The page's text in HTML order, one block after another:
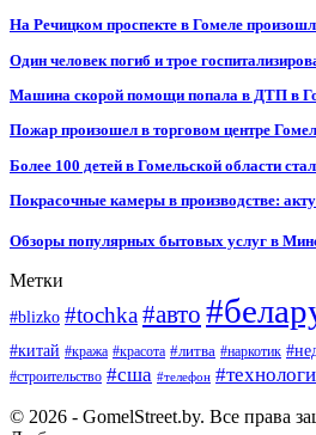
На Речицком проспекте в Гомеле
Один человек погиб и трое
Машина скорой помощи попала в ДТП в
Пожар произошел в торговом центре
Более 100 детей в Гомельской области
Покрасочные камеры в производстве:
Обзоры популярных бытовых услуг в
Метки
#blizko #tochka#авто
#китай #кража #красота #литва #наркотик
#строительство #сша #телефон
© 2026 - GomelStreet.by. Все права